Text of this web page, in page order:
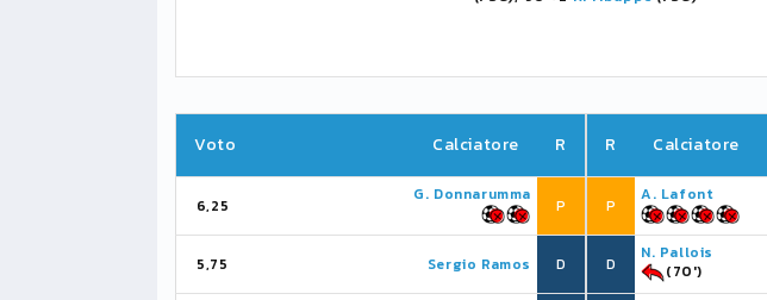
Voto Calciatore R
6,25
G. Donnarumma
P
5,75 Sergio Ramos D
R Calciatore
P
A. Lafont
D
N. Pallois
(70')